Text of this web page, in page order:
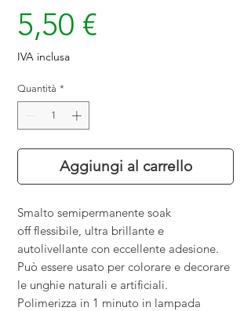
5,50 €
IVA inclusa
Quantità *
Aggiungi al carrello
Smalto semipermanente soak
off flessibile, ultra brillante e
autolivellante con eccellente adesione.
Può essere usato per colorare e decorare
le unghie naturali e artificiali.
Polimerizza in 1 minuto in lampada